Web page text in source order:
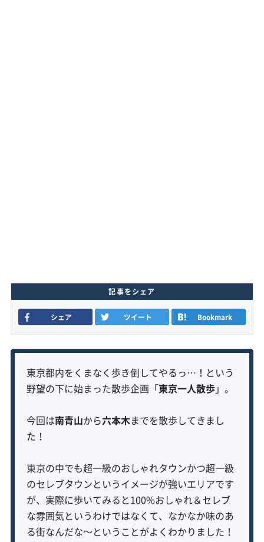
記事をシェア
シェア ツイート Bookmark
東京都内をくまなく歩き倒してやるっ…！という
野望の下に始まった散歩企画「東京一人散歩」。
今回は南青山から六本木までを散歩してきまし
た！
東京の中でも超一級のおしゃれタウンかつ超一級
のセレブタウンというイメージが強いエリアです
が、実際に歩いてみると100%おしゃれ＆セレブ
な雰囲気というわけではなくて、なかなか味のあ
る街なんだな〜ということがよくわかりました！